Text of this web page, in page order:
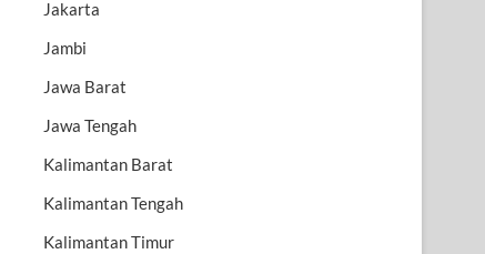
Jakarta
Jambi
Jawa Barat
Jawa Tengah
Kalimantan Barat
Kalimantan Tengah
Kalimantan Timur